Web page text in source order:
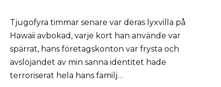
Tjugofyra timmar senare var deras lyxvilla på
Hawaii avbokad, varje kort han använde var
spärrat, hans företagskonton var frysta och
avslöjandet av min sanna identitet hade
terroriserat hela hans familj…